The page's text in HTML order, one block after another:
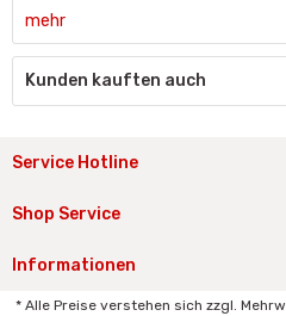
mehr
Kunden kauften auch
Service Hotline
Shop Service
Informationen
* Alle Preise verstehen sich zzgl.